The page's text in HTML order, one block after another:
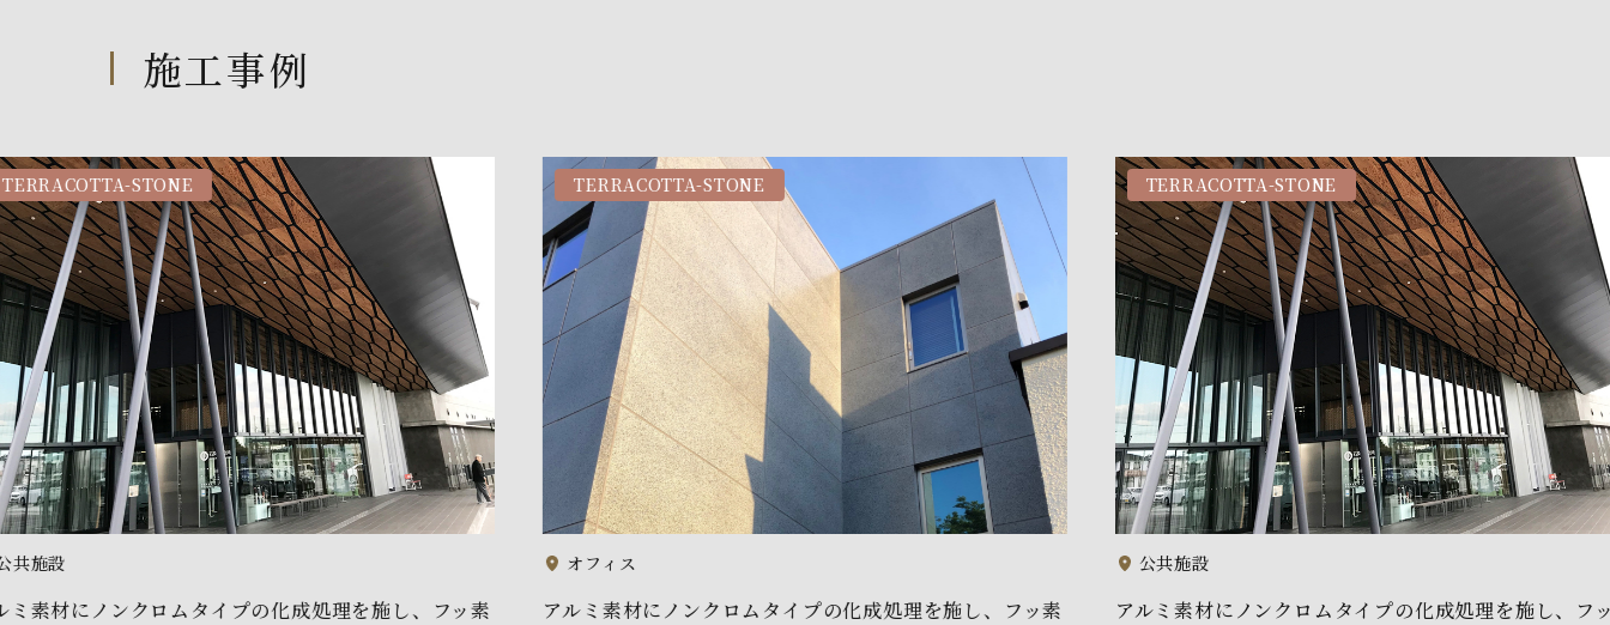
施工事例
TERRACOTTA-STONE
共施設
ミ素材にノンクロムタイプの化成処理を施し、フッ素
TERRACOTTA-STONE
オフィス
アルミ素材にノンクロムタイプの化成処理を施し、フッ素
TERRACOTTA-STONE
公共施設
アルミ素材にノンクロムタイプの化成処理を施し、フ